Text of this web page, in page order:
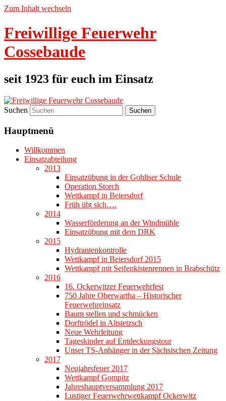
Zum Inhalt wechseln
Freiwillige Feuerwehr
Cossebaude
seit 1923 für euch im Einsatz
Suchen
Hauptmenü
Willkommen
Einsatzabteilung
2013
Einsatzübung in der Gohliser Schule
Operation Storch
Wettkampf in Beiersdorf
Früh übt sich….
2014
Wasserförderung an der Windmühle
Einsatzübung mit dem DRK
2015
Hydrantenkontrolle
Wettkampf in Beiersdorf 2015
Wettkampf mit Seifenkistenrennen in Brabschütz
2016
16. Ockerwitzer Feuerwehrfest
750 Jahre Oberwartha – Historischer
Feuerwehreinsatz
Baum stellen und schmücken
Dorftrödel in Altstetzsch
Neue Wehrleitung
Tageskinder auf Entdeckungstour
Unser TS-Anhänger in der Sächsischen Zeitung
2017
Neujahrsfeuer 2017
Wettkampf Gompitz
Jahreshauptversammlung 2017
Lustiger Feuerwehrwettkampf Ockerwitz